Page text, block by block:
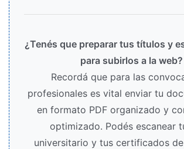
¿Tenés que preparar tus títulos y
para subirlos a la web?
Recordá que para las
profesionales es vital enviar tu
en formato PDF organizado y
optimizado. Podés escanear
universitario y tus certificados